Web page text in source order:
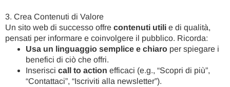
3. Crea Contenuti di Valore
Un sito web di successo offre contenuti utili e di qualità,
pensati per informare e coinvolgere il pubblico. Ricorda:
Usa un linguaggio semplice e chiaro per spiegare i
benefici di ciò che offri.
Inserisci call to action efficaci (e.g., “Scopri di più”,
“Contattaci”, “Iscriviti alla newsletter”).